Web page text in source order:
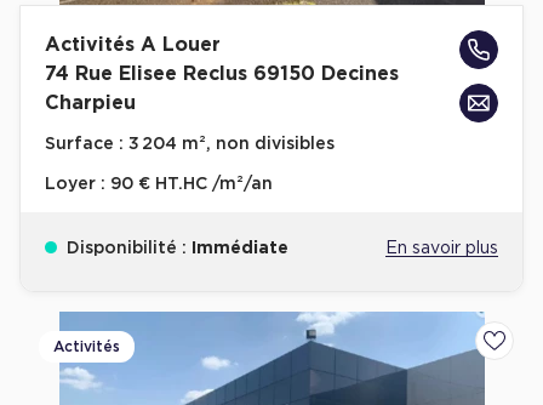
Activités A Louer
74 Rue Elisee Reclus 69150 Decines
Charpieu
Surface : 3 204 m², non divisibles
Loyer : 90 € HT.HC /m²/an
Disponibilité : Immédiate En savoir plus
Activités